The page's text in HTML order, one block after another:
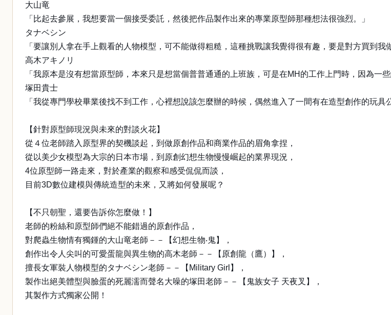
大山竜
「比起去參展，我想要當一個接受委託，然後把作品製作出來的專業原型師那種想法很強烈。」
タナベシン
「要讓別人拿在手上觀看的人物模型，可不能做得粗糙，這種挑戰讓我覺得很有趣，要是對方買到我
高木アキノリ
「我原本是沒有想當原型師，本來只是想當個普普通通的上班族，可是在MH的工作上門時，因為一
塚田貴士
「我從專門學校畢業後找不到工作，心裡想說該怎麼辦的時候，偶然進入了一間有在造型創作的玩具
【針對原型師現況與未來的對談火花】
從４位老師踏入原型界的契機談起，到做原創作品和商業作品的眉角拿捏，
從以美少女模型為大宗的日本市場，到原創幻想生物慢慢崛起的業界現況，
4位原型師一路走來，對於產業的觀察和感受侃侃而談，
目前3D數位建模與傳統造型的未來，又將如何發展呢？
【不只朝聖，還要告訴你怎麼做！】
老師的粉絲和原型師們絕不能錯過的原創作品，
對爬蟲生物情有獨鍾的大山竜老師－－【幻想生物‧鬼】，
創作出令人尖叫的可愛蛋龍與異生物的高木老師－－【原創龍（鷹）】，
擅長女軍裝人物模型的タナベシン老師－－【Military Girl】，
製作出絕美體型與臉蛋的死麗濡而聲名大噪的塚田老師－－【鬼族女子 天夜叉】，
其製作方式獨家公開！